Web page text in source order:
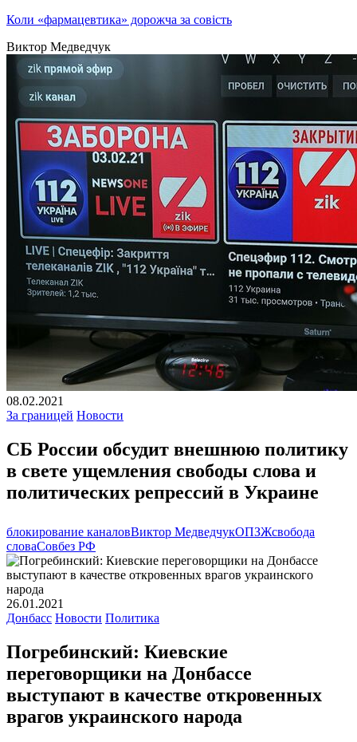
Коли «фармацевтика» дорожча за совість
Виктор Медведчук
08.02.2021
За границей Новости
СБ России обсудит внешнюю политику
в свете ущемления свободы слова и
политических репрессий в Украине
блокирование каналовВиктор МедведчукОПЗЖсвобода
словаСовбез РФ
26.01.2021
Донбасс Новости Политика
Погребинский: Киевские
переговорщики на Донбассе
выступают в качестве откровенных
врагов украинского народа